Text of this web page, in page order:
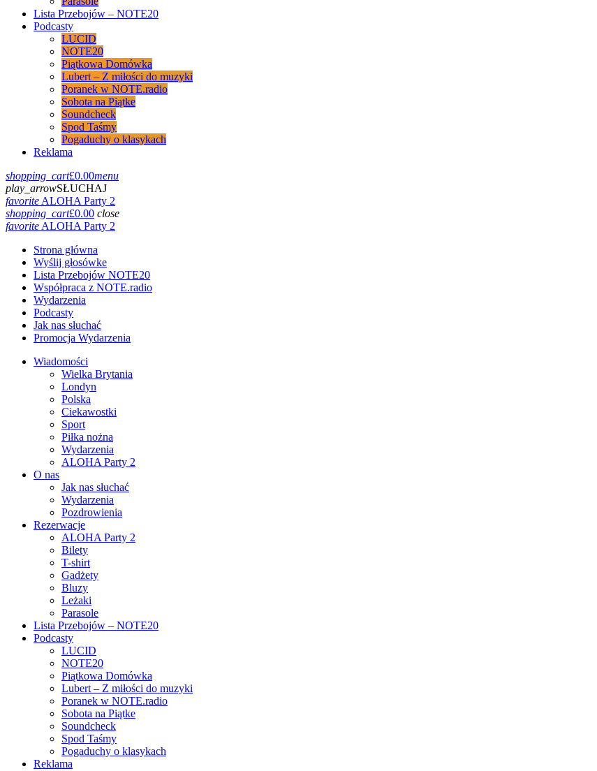
Lista Przebojów – NOTE20
Podcasty
LUCID
NOTE20
Piątkowa Domówka
Lubert – Z miłości do muzyki
Poranek w NOTE.radio
Sobota na Piątke
Soundcheck
Spod Taśmy
Pogaduchy o klasykach
Reklama
shopping_cart£0.00menu
play_arrowSŁUCHAJ
favoriteALOHA Party 2
shopping_cart£0.00 close
favoriteALOHA Party 2
Strona główna
Wyślij głosówke
Lista Przebojów NOTE20
Współpraca z NOTE.radio
Wydarzenia
Podcasty
Jak nas słuchać
Promocja Wydarzenia
Wiadomości
Wielka Brytania
Londyn
Polska
Ciekawostki
Sport
Piłka nożna
Wydarzenia
ALOHA Party 2
O nas
Jak nas słuchać
Wydarzenia
Pozdrowienia
Rezerwacje
ALOHA Party 2
Bilety
T-shirt
Gadżety
Bluzy
Leżaki
Parasole
Lista Przebojów – NOTE20
Podcasty
LUCID
NOTE20
Piątkowa Domówka
Lubert – Z miłości do muzyki
Poranek w NOTE.radio
Sobota na Piątke
Soundcheck
Spod Taśmy
Pogaduchy o klasykach
Reklama